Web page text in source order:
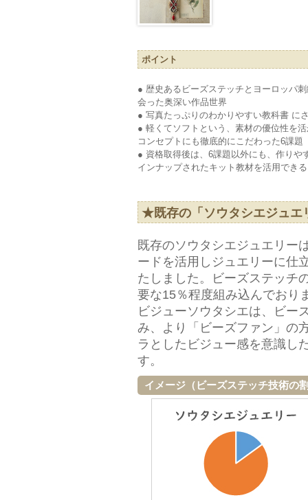
ポイント
● 歴史あるビーズステッチとヨーロッパ
会った奥深い作品世界
● 写真たっぷりのわかりやすい教科書 に
● 軽くてソフトという、素材の優位性を
コンセプトにも徹底的にこだわった6課題
● 資格取得後は、6課題以外にも、作り
インナップされたキット教材を活用できる
★既存の「ソウタシエジュエ
既存のソウタシエジュエリー
ードを活用しジュエリーに仕
たしました。ビーズステッチ
要な15％程度組み込んでおり
ビジューソウタシエは、ビー
み、より「ビーズファン」の
ラとしたビジュー感を意識し
す。
イメージ（ビーズステッチ技術の